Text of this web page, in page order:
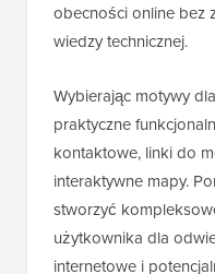
obecności online bez
wiedzy technicznej.
Wybierając motywy
praktyczne
kontaktowe, linki do
interaktywne mapy.
stworzyć
użytkownika dla
internetowe i